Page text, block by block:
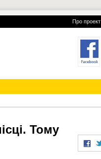
Про проект
Тому